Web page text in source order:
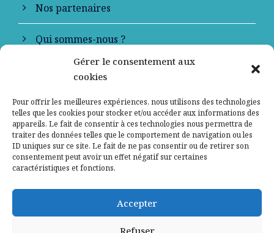
Gérer le consentement aux
cookies
Pour offrir les meilleures expériences, nous utilisons des technologies
telles que les cookies pour stocker et/ou accéder aux informations des
appareils. Le fait de consentir à ces technologies nous permettra de
traiter des données telles que le comportement de navigation ou les
ID uniques sur ce site. Le fait de ne pas consentir ou de retirer son
consentement peut avoir un effet négatif sur certaines
caractéristiques et fonctions.
Accepter
Refuser
Nos partenaires
Qui sommes-nous ?
Contactez-nous
Mentions légales
Politique de confidentialité